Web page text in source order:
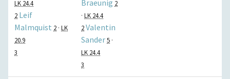
LK 24.4
2 Leif
Malmquist 2 · LK
20.9
3
Braeunig 2
· LK 24.4
2Valentin
Sander5 ·
LK 24.4
3